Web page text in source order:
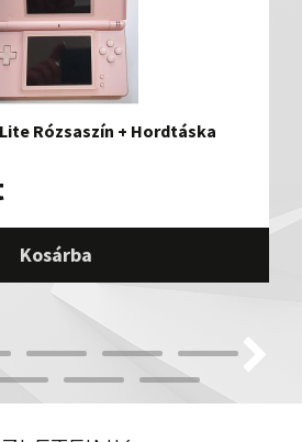
Rózsaszín + Hordtáska
Kosárba